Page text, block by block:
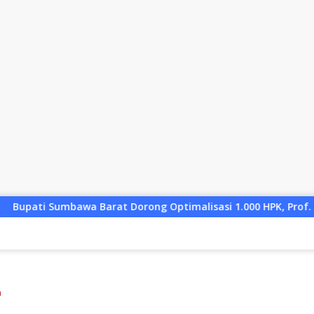
Dorong Optimalisasi 1.000 HPK, Prof. Unair Paparkan